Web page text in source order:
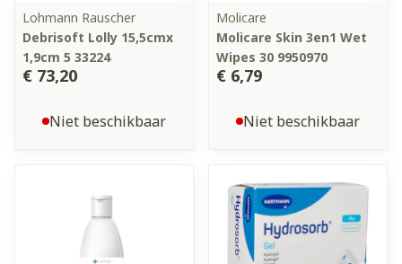
Lohmann Rauscher
Debrisoft Lolly 15,5cmx
1,9cm 5 33224
€ 73,20
Niet beschikbaar
Molicare
Molicare Skin 3en1 Wet
Wipes 30 9950970
€ 6,79
Niet beschikbaar